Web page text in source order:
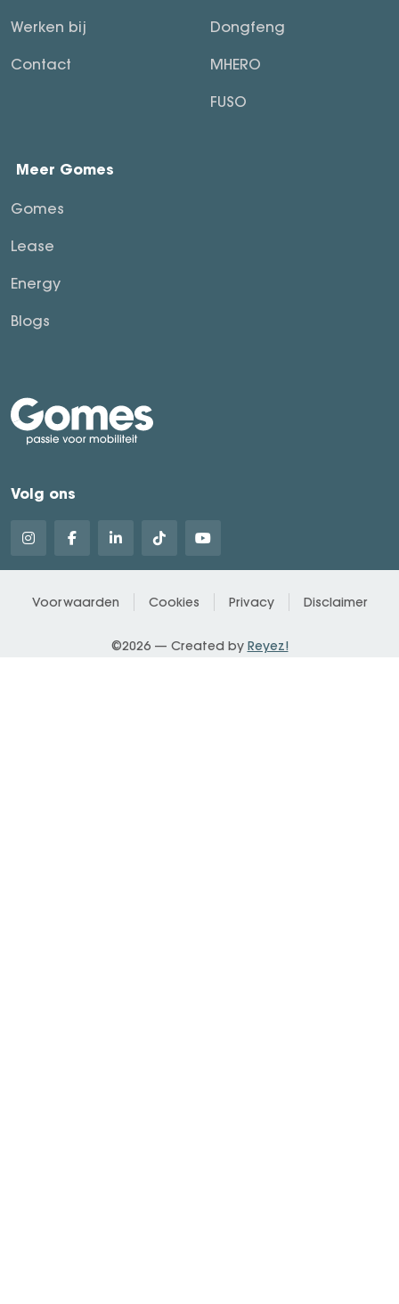
Werken bij
Contact
Dongfeng
MHERO
FUSO
Meer Gomes
Gomes
Lease
Energy
Blogs
Volg ons
Voorwaarden Cookies Privacy Disclaimer
©2026 — Created by Reyez!